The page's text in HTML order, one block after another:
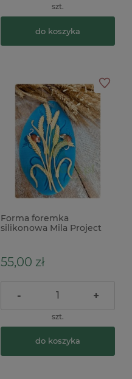
szt.
do koszyka
Forma foremka
silikonowa Mila Project
55,00 zł
- +
szt.
do koszyka